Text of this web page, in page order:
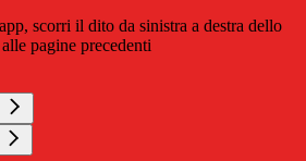
scorri il dito da sinistra a destra dello
pagine precedenti